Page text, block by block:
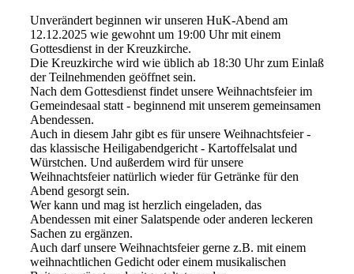
Unverändert beginnen wir unseren HuK-Abend am
12.12.2025 wie gewohnt um 19:00 Uhr mit einem
Gottesdienst in der Kreuzkirche.
Die Kreuzkirche wird wie üblich ab 18:30 Uhr zum Einlaß
der Teilnehmenden geöffnet sein.
Nach dem Gottesdienst findet unsere Weihnachtsfeier im
Gemeindesaal statt - beginnend mit unserem gemeinsamen
Abendessen.
Auch in diesem Jahr gibt es für unsere Weihnachtsfeier -
das klassische Heiligabendgericht - Kartoffelsalat und
Würstchen. Und außerdem wird für unsere
Weihnachtsfeier natürlich wieder für Getränke für den
Abend gesorgt sein.
Wer kann und mag ist herzlich eingeladen, das
Abendessen mit einer Salatspende oder anderen leckeren
Sachen zu ergänzen.
Auch darf unsere Weihnachtsfeier gerne z.B. mit einem
weihnachtlichen Gedicht oder einem musikalischen